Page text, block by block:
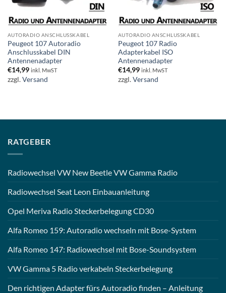
AUTORADIO ANSCHLUSSKABEL
Peugeot 107 Autoradio
Anschlusskabel DIN
Antennenadapter
€14,99 inkl. MwST
zzgl.Versand
AUTORADIO ANSCHLUSSKABEL
Peugeot 107 Radio
Adapterkabel ISO
Antennenadapter
€14,99 inkl. MwST
zzgl.Versand
RATGEBER
Radiowechsel VW New Beetle VW Gamma Radio
Radiowechsel Seat Leon Einbauanleitung
Opel Meriva Radio Steckerbelegung CD30
Alfa Romeo 159: Autoradio wechseln mit Bose-System
Alfa Romeo 147: Radiowechsel mit Bose-Soundsystem
VW Gamma 5 Radio verkabeln Steckerbelegung
Den richtigen Adapter fürs Autoradio finden – Anleitung